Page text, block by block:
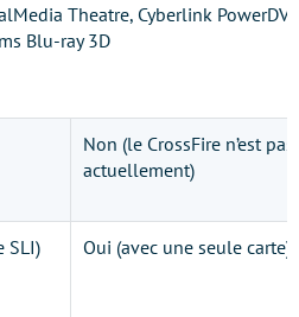
Theatre, Cyberlink
Blu-ray 3D
Non (le CrossFire n’est
actuellement)
SLI) Oui (avec une seule carte)